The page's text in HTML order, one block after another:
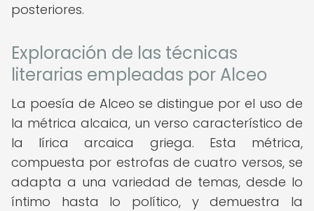
posteriores.
Exploración de las técnicas
literarias empleadas por Alceo
La poesía de Alceo se distingue por el uso de
la métrica alcaica, un verso característico de
la lírica arcaica griega. Esta métrica,
compuesta por estrofas de cuatro versos, se
adapta a una variedad de temas, desde lo
íntimo hasta lo político, y demuestra la